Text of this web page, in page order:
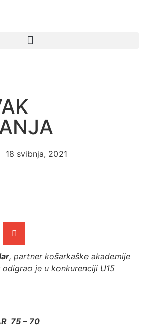
18 svibnja, 2021
, partner košarkaške akademije
je u konkurenciji U15
75 – 70